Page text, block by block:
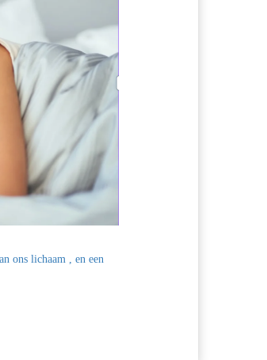
ons lichaam , en een